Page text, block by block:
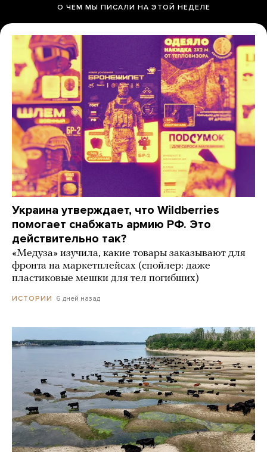
О ЧЕМ МЫ ПИСАЛИ НА ЭТОЙ НЕДЕЛЕ
Украина утверждает, что Wildberries
помогает снабжать армию РФ. Это
действительно так?
«Медуза» изучила, какие товары заказывают для
фронта на маркетплейсах (спойлер: даже
пластиковые мешки для тел погибших)
ИСТОРИИ 6 дней назад